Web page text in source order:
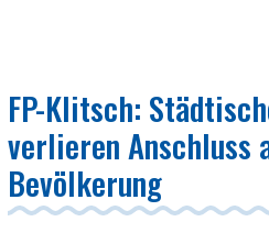
FP-Klitsch:
verlieren Anschluss
Bevölkerung